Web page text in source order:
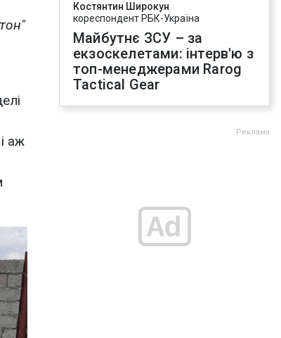
аж
Костянтин Широкун
кореспондент РБК-Україна
Майбутнє ЗСУ – за
екзоскелетами: інтерв'ю з
топ-менеджерами Rarog
Tactical Gear